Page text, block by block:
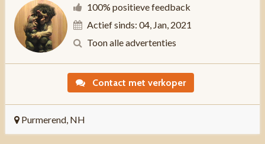
100% positieve feedback
Actief sinds: 04, Jan, 2021
Toon alle advertenties
Contact met verkoper
Purmerend, NH